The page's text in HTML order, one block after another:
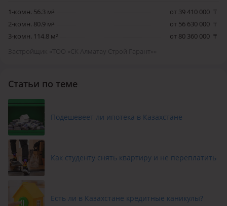
1-комн. 56.3 м² от 39 410 000 ₸
2-комн. 80.9 м²
от 56 630 000 ₸
3-комн. 114.8 м²
от 80 360 000 ₸
Статьи по теме
Подешевеет ли ипотека в Казахстане
Как студенту снять квартиру и не переплатить
Есть ли в Казахстане кредитные каникулы?